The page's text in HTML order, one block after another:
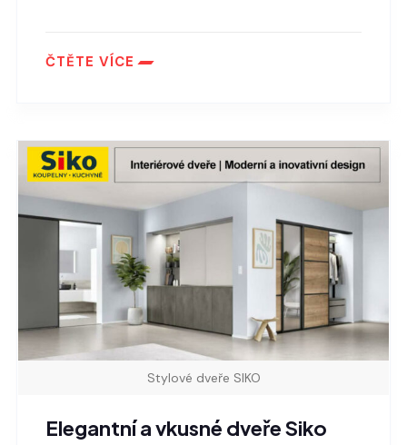
ČTĚTE VÍCE
Stylové dveře SIKO
Elegantní a vkusné dveře Siko